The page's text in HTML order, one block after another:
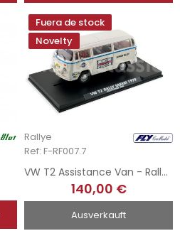
Fuera de stock
Novelty
Rallye
Ref: F-RF007.7
VW T2 Assistance Van - Rally Safari 78 N7
140,00 €
Ausverkauft